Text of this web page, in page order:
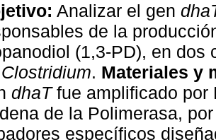
Analizar el gen
de la
(1,3-PD), en dos
Clostridium. Materiales y
dhaTfue amplificado por
de la Polimerasa,
específicos